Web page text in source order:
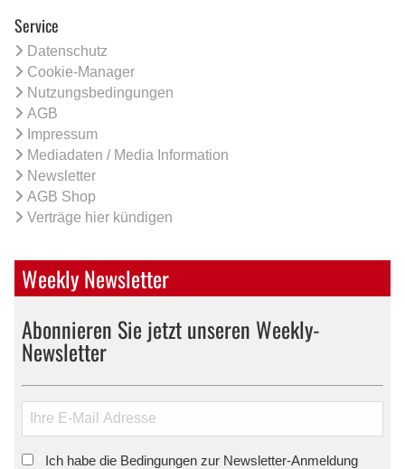
Service
Datenschutz
Cookie-Manager
Nutzungsbedingungen
AGB
Impressum
Mediadaten / Media Information
Newsletter
AGB Shop
Verträge hier kündigen
Weekly Newsletter
Abonnieren Sie jetzt unseren Weekly-
Newsletter
Ich habe die Bedingungen zur Newsletter-Anmeldung